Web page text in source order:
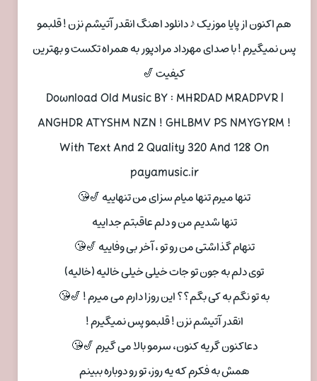
هم اکنون از پایا موزیک ♪ دانلود اهنگ انقدر آتیشم نزن ! قلبمو
پس نمیگیرم ! با صدای مهرداد مرادپور به همراه تکست و بهترین
کیفیت 🎷
Download Old Music BY : MHRDAD MRADPVR |
ANGHDR ATYSHM NZN ! GHLBMV PS NMYGYRM !
With Text And 2 Quality 320 And 128 On
payamusic.ir
تنها میرم تنها میام سزای من تنهاییه 🎷😘
تنها شدیم من و دلم عاقبتم جداییه
تنهام گذاشتی من رو تو ، آخر بی وفاییه 🎷😘
توی دلم به جون تو جات خیلی خیلی خالیه (خالیه)
به تو نگم به کی بگم؟؟ این روزا دارم می میرم ! 🎷😘
انقدر آتیشم نزن ! قلبمو پس نمیگیرم !
دعاکنون گریه کنون، سرمو بالا می گیرم 🎷😘
همش به فکرم که یه روز، تو رو دوباره ببینم